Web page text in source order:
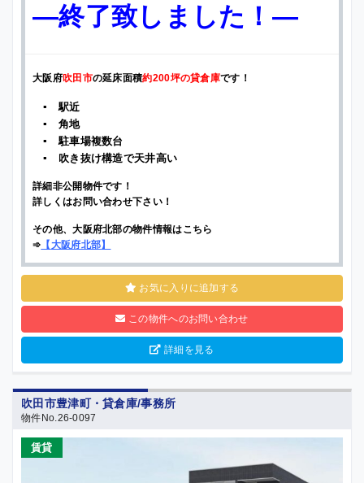
—終了致しました！—
大阪府吹田市の延床面積約200坪の貸倉庫です！
▪ 駅近
▪ 角地
▪ 駐車場複数台
▪ 吹き抜け構造で天井高い
詳細非公開物件です！
詳しくはお問い合わせ下さい！
その他、大阪府北部の物件情報はこちら
➾ 【大阪府北部】
お気に入りに追加する
この物件へのお問い合わせ
詳細を見る
吹田市豊津町・貸倉庫/事務所
物件No.26-0097
賃貸